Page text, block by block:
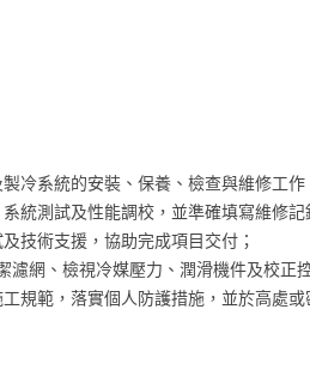
冷系統的安裝、保養、檢查與維修工作
統測試及性能調校，並準確填寫維修記
技術支援，協助完成項目交付；
網、檢視冷媒壓力、潤滑機件及校正
規範，落實個人防護措施，並於高處